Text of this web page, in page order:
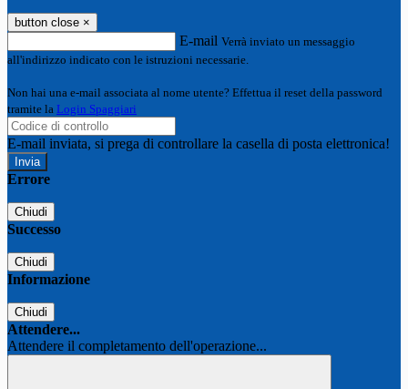
button close ×
E-mail Verrà inviato un messaggio
all'indirizzo indicato con le istruzioni necessarie.
Non hai una e-mail associata al nome utente? Effettua il reset della password
tramite la Login Spaggiari
E-mail inviata, si prega di controllare la casella di posta elettronica!
Errore
Chiudi
Successo
Chiudi
Informazione
Chiudi
Attendere...
Attendere il completamento dell'operazione...